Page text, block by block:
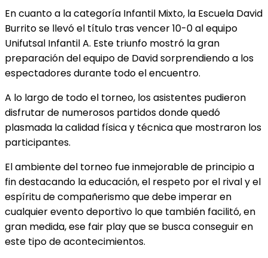
En cuanto a la categoría Infantil Mixto, la Escuela David
Burrito se llevó el título tras vencer 10-0 al equipo
Unifutsal Infantil A. Este triunfo mostró la gran
preparación del equipo de David sorprendiendo a los
espectadores durante todo el encuentro.
A lo largo de todo el torneo, los asistentes pudieron
disfrutar de numerosos partidos donde quedó
plasmada la calidad física y técnica que mostraron los
participantes.
El ambiente del torneo fue inmejorable de principio a
fin destacando la educación, el respeto por el rival y el
espíritu de compañerismo que debe imperar en
cualquier evento deportivo lo que también facilitó, en
gran medida, ese fair play que se busca conseguir en
este tipo de acontecimientos.